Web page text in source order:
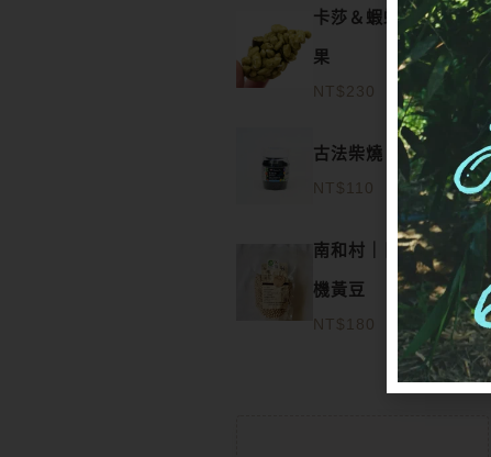
卡莎＆蝦蝦｜金萱米
果
NT$ 230
古法柴燒 黑芝麻粒
NT$ 110
南和村｜日曬本土有
機黃豆
NT$ 180